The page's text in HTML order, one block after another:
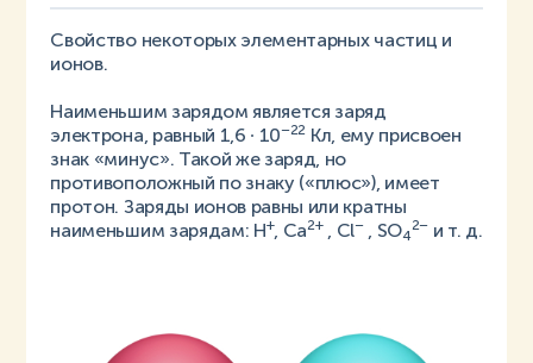
Свойство некоторых элементарных частиц и
ионов.
Наименьшим зарядом является заряд
электрона, равный 1,6 ∙ 10–22 Кл, ему присвоен
знак «минус». Такой же заряд, но
противоположный по знаку («плюс»), имеет
протон. Заряды ионов равны или кратны
наименьшим зарядам: H+, Ca2+, Cl–, SO4
2– и т. д.